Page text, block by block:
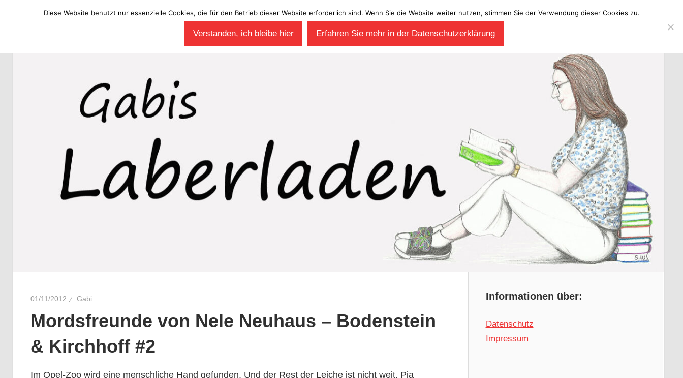
01/11/2012 Gabi
Mordsfreunde von Nele Neuhaus – Bodenstein
& Kirchhoff #2
Im Opel-Zoo wird eine menschliche Hand gefunden. Und der Rest der Leiche ist nicht weit. Pia
Informationen über:
Datenschutz
Impressum
Diese Website benutzt nur essenzielle Cookies, die für den Betrieb dieser Website erforderlich sind. Wenn Sie die Website weiter nutzen, stimmen Sie der Verwendung dieser Cookies zu.
Verstanden, ich bleibe hier Erfahren Sie mehr in der Datenschutzerklärung